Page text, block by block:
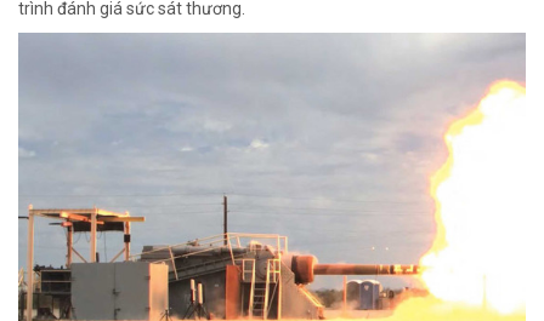
trình đánh giá sức sát thương.